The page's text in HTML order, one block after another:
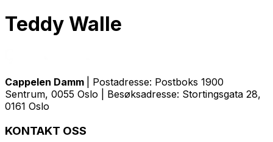
Teddy Walle
Cappelen Damm
| Postadresse: Postboks 1900
Sentrum, 0055 Oslo | Besøksadresse: Stortingsgata 28,
0161 Oslo
KONTAKT OSS